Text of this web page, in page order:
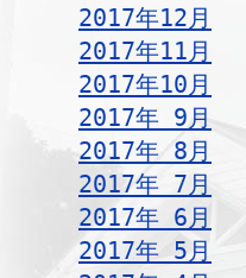
2017年12月
2017年11月
2017年10月
2017年 9月
2017年 8月
2017年 7月
2017年 6月
2017年 5月